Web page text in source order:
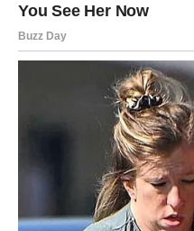
Istina je da vaša intuicija
će se nešto desiti – i hoće.
Ako ste u vezi – danas
Ako ste sami – neko vam
Danas prestajete da